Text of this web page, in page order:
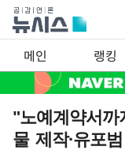
메인 랭킹
"노예계약서
물 제작·유포범